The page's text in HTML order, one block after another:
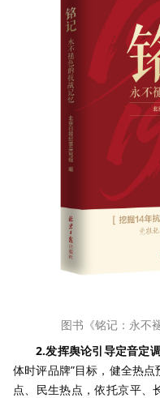
图书《铭记：永不
2.发挥舆论引导定音定调
体时评品牌”目标，健全热
点、民生热点，依托京平、